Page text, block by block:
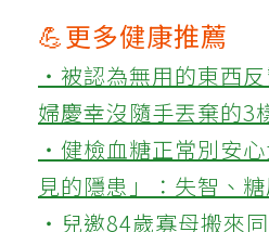
💪更多健康推薦
‧被認為無用的東西
婦慶幸沒隨手丟棄的3
‧健檢血糖正常別安
見的隱患」：失智、
‧兒邀84歲寡母搬來